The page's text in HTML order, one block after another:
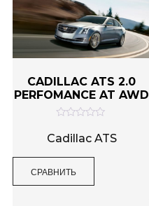
CADILLAC ATS 2.0
PERFOMANCE AT AWD
ц
е
а
Cadillac ATS
СРАВНИТЬ